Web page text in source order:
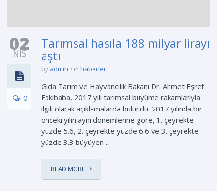
02
NIS
0
Tarımsal hasıla 188 milyar lirayı
aştı
by admin in haberler
Gıda Tarım ve Hayvancılık Bakanı Dr. Ahmet Eşref
Fakıbaba, 2017 yılı tarımsal büyüme rakamlarıyla
ilgili olarak açıklamalarda bulundu. 2017 yılında bir
önceki yılın aynı dönemlerine göre, 1. çeyrekte
yüzde 5.6, 2. çeyrekte yüzde 6.6 ve 3. çeyrekte
yüzde 3.3 büyüyen ...
READ MORE